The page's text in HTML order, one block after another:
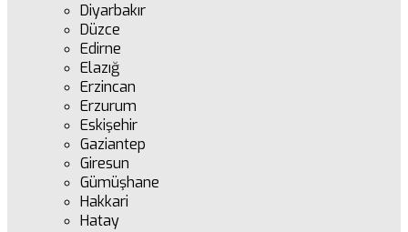
Diyarbakır
Düzce
Edirne
Elazığ
Erzincan
Erzurum
Eskişehir
Gaziantep
Giresun
Gümüşhane
Hakkari
Hatay